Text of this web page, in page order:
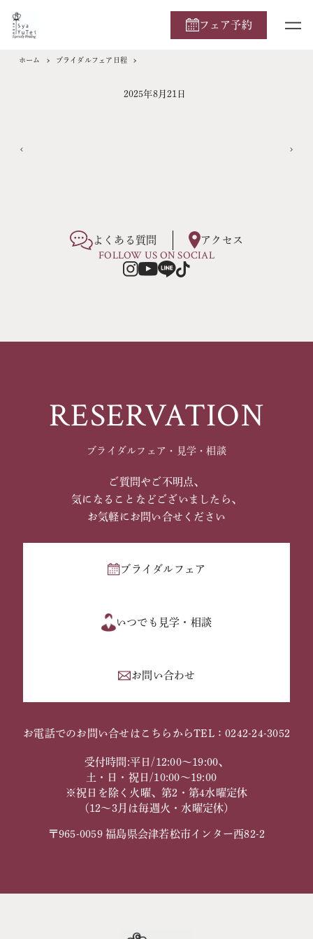
フェア予約
ホーム ブライダルフェア日程
2025年8月21日
よくある質問 アクセス
FOLLOW US ON SOCIAL
RESERVATION
ブライダルフェア・見学・相談
ご質問やご不明点、
気になることなどございましたら、
お気軽にお問い合せください
ブライダルフェア
いつでも見学・相談
お問い合わせ
お電話でのお問い合せはこちらからTEL：0242-24-3052
受付時間:平日/12:00～19:00、
土・日・祝日/10:00～19:00
※祝日を除く火曜、第2・第4水曜定休
（12～3月は毎週火・水曜定休）
〒965-0059 福島県会津若松市インター西82-2